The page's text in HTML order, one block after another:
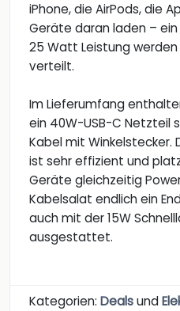
iPhone, die AirPods, die
Geräte daran laden –
25 Watt Leistung
verteilt.
Im Lieferumfang
ein 40W-USB-C Netzteil
Kabel mit Winkelstecker.
ist sehr effizient und
Geräte gleichzeitig
Kabelsalat endlich ein
auch mit der 15W
ausgestattet.
Kategorien: Dealsund